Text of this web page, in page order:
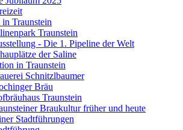
in Traunstein
Traunstein
- Die 1. Pipeline der Welt
der Saline
in Traunstein
Schnitzlbaumer
Bräu
Traunstein
Braukultur früher und heute
Stadtführungen